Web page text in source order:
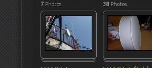
7 Photos 38Photos